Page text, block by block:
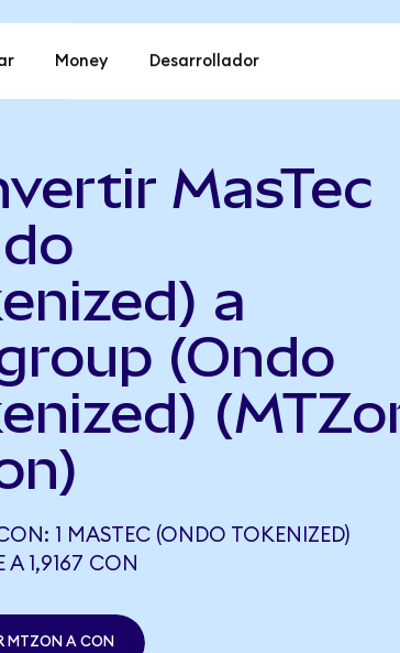
Money Desarrollador
MasTec
a
(Ondo
1 MASTEC (ONDO TOKENIZED)
A 1,9167 CON
MTZON A CON